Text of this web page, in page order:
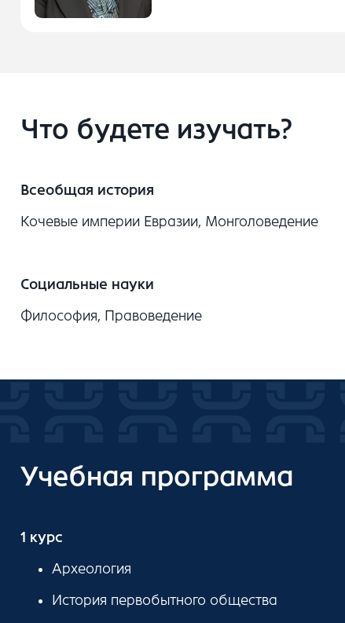
Что будете изучать?
Всеобщая история
Кочевые империи Евразии, Монголоведение
Социальные науки
Философия, Правоведение
Учебная программа
1 курс
Археология
История первобытного общества